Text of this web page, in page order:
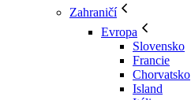
Zahraničí
Evropa
Slovensko
Francie
Chorvatsko
Island